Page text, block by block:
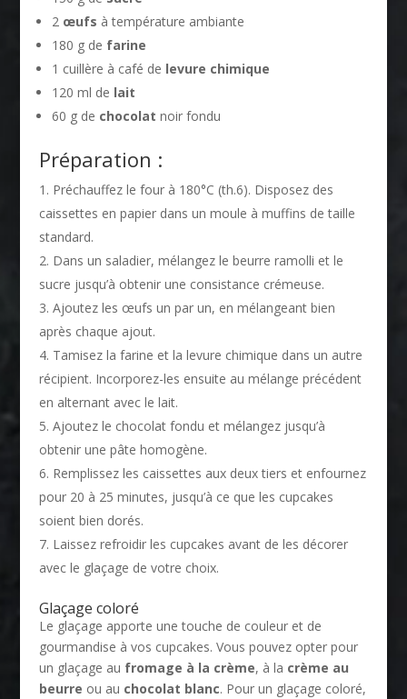
2 œufs à température ambiante
180 g de farine
1 cuillère à café de levure chimique
120 ml de lait
60 g de chocolat noir fondu
Préparation :
Préchauffez le four à 180°C (th.6). Disposez des
caissettes en papier dans un moule à muffins de taille
standard.
Dans un saladier, mélangez le beurre ramolli et le
sucre jusqu’à obtenir une consistance crémeuse.
Ajoutez les œufs un par un, en mélangeant bien
après chaque ajout.
Tamisez la farine et la levure chimique dans un autre
récipient. Incorporez-les ensuite au mélange précédent
en alternant avec le lait.
Ajoutez le chocolat fondu et mélangez jusqu’à
obtenir une pâte homogène.
Remplissez les caissettes aux deux tiers et enfournez
pour 20 à 25 minutes, jusqu’à ce que les cupcakes
soient bien dorés.
Laissez refroidir les cupcakes avant de les décorer
avec le glaçage de votre choix.
Glaçage coloré
Le glaçage apporte une touche de couleur et de
gourmandise à vos cupcakes. Vous pouvez opter pour
un glaçage au fromage à la crème, à la crème au
beurre ou au chocolat blanc. Pour un glaçage coloré,